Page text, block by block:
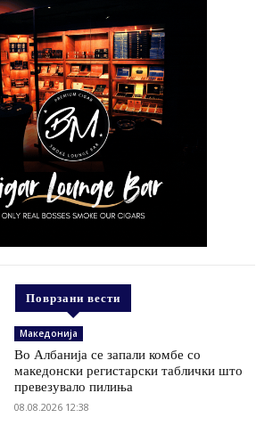
Поврзани вести
Македонија
Во Албанија се запали комбе со
македонски регистарски таблички што
превезувало пилиња
08.08.2026 12:38